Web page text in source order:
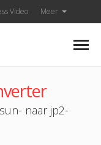
Video Meer
naar jp2-